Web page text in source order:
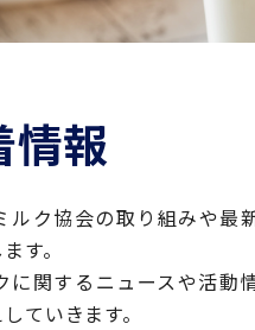
情報
ルク協会の取り組みや最
す。
に関するニュースや活動
ていきます。